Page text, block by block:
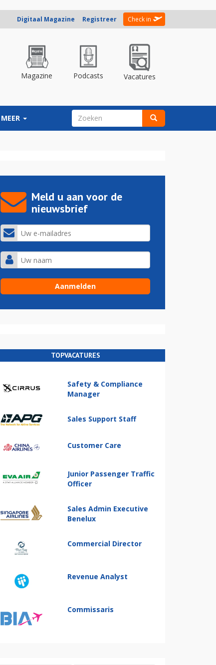
Digitaal Magazine Registreer Check in
Magazine Podcasts Vacatures
MEER ZOEKVELD
Meld u aan voor de
nieuwsbrief
TOPVACATURES
Safety & Compliance
Manager
Sales Support Staff
Customer Care
Junior Passenger Traffic
Officer
Sales Admin Executive
Benelux
Commercial Director
Revenue Analyst
Commissaris